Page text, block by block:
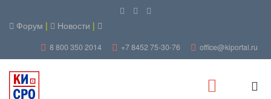
Форум | Новости |
8 800 350 2014 +7 8452 75-30-76 office@kiportal.ru